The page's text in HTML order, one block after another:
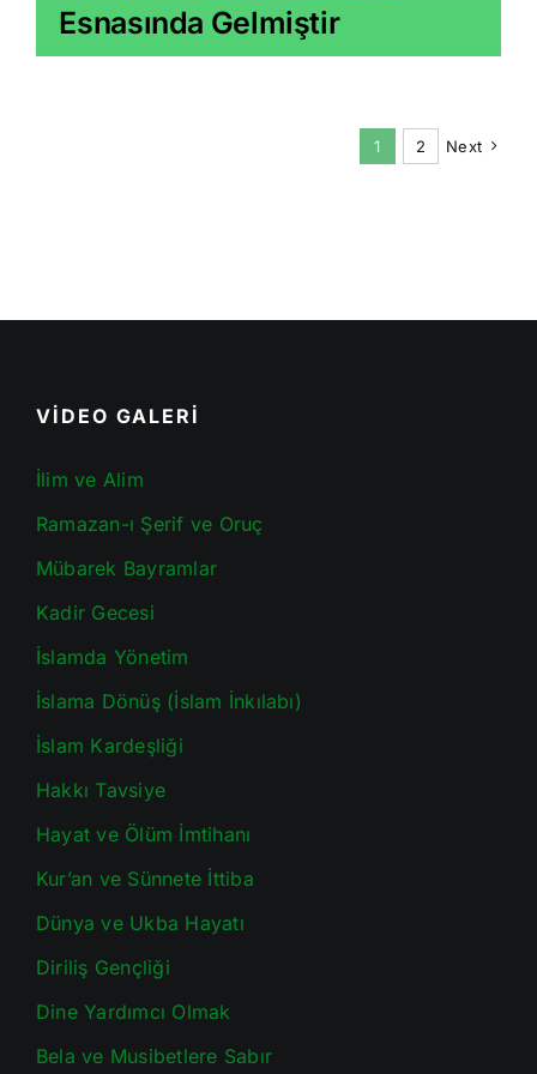
Esnasında Gelmiştir
1 2 Next
VİDEO GALERİ
İlim ve Alim
Ramazan-ı Şerif ve Oruç
Mübarek Bayramlar
Kadir Gecesi
İslamda Yönetim
İslama Dönüş (İslam İnkılabı)
İslam Kardeşliği
Hakkı Tavsiye
Hayat ve Ölüm İmtihanı
Kur’an ve Sünnete İttiba
Dünya ve Ukba Hayatı
Diriliş Gençliği
Dine Yardımcı Olmak
Bela ve Musibetlere Sabır